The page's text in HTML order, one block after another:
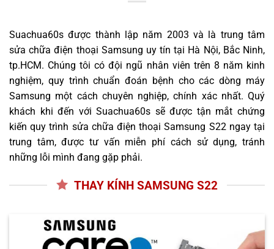
Suachua60s được thành lập năm 2003 và là trung tâm
sửa chữa điện thoại Samsung uy tín tại Hà Nội, Bắc Ninh,
tp.HCM. Chúng tôi có đội ngũ nhân viên trên 8 năm kinh
nghiệm, quy trình chuẩn đoán bệnh cho các dòng máy
Samsung một cách chuyên nghiệp, chính xác nhất. Quý
khách khi đến với Suachua60s sẽ được tận mắt chứng
kiến quy trình sửa chữa điện thoại Samsung S22 ngay tại
trung tâm, được tư vấn miễn phí cách sử dụng, tránh
những lỗi mình đang gặp phải.
THAY KÍNH SAMSUNG S22